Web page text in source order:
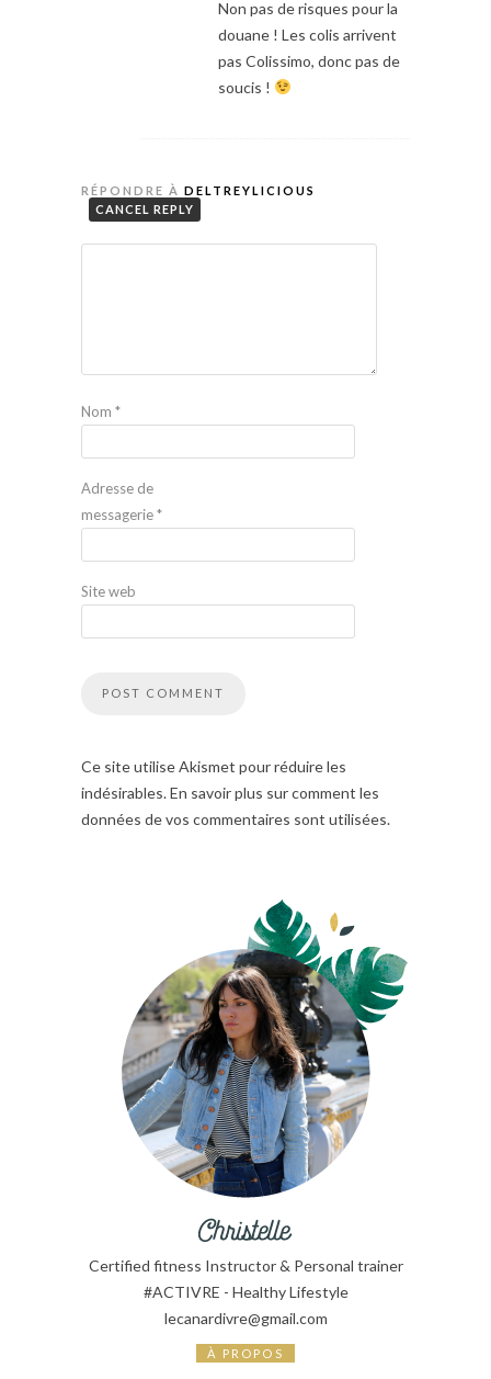
Non pas de risques pour la
douane ! Les colis arrivent
pas Colissimo, donc pas de
soucis !
RÉPONDRE À DELTREYLICIOUS
CANCEL REPLY
Nom *
Adresse de
messagerie*
Site web
Ce site utilise Akismet pour réduire les
indésirables. En savoir plus sur comment les
données de vos commentaires sont utilisées.
Certified fitness Instructor & Personal trainer
#ACTIVRE - Healthy Lifestyle
lecanardivre@gmail.com
À PROPOS